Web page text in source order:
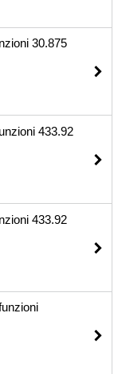
30.875
433.92
433.92